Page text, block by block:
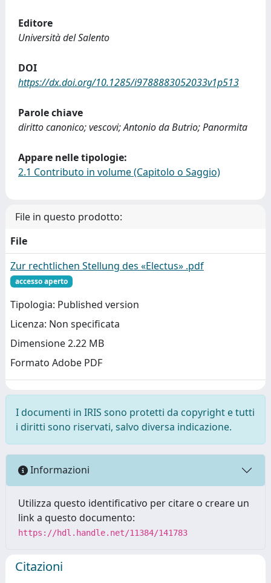
Editore
Università del Salento
DOI
https://dx.doi.org/10.1285/i9788883052033v1p513
Parole chiave
diritto canonico; vescovi; Antonio da Butrio; Panormita
Appare nelle tipologie:
2.1 Contributo in volume (Capitolo o Saggio)
File in questo prodotto:
File
Zur rechtlichen Stellung des «Electus» .pdf
accesso aperto
Tipologia: Published version
Licenza: Non specificata
Dimensione 2.22 MB
Formato Adobe PDF
I documenti in IRIS sono protetti da copyright e tutti
i diritti sono riservati, salvo diversa indicazione.
Informazioni
Utilizza questo identificativo per citare o creare un
link a questo documento:
https://hdl.handle.net/11384/141783
Citazioni